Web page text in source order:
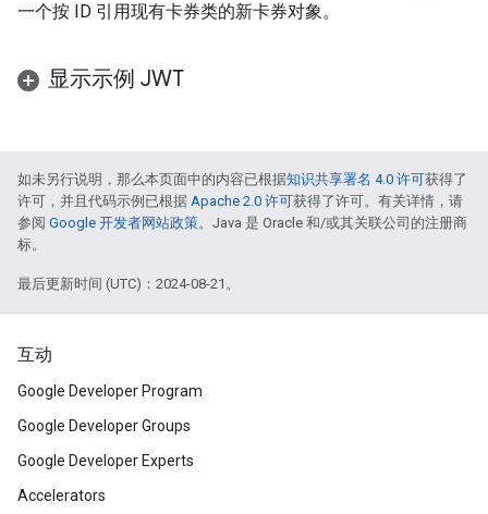
一个按 ID 引用现有卡券类的新卡券对象。
显示示例 JWT
如未另行说明，那么本页面中的内容已根据知识共享署名 4.0 许可获得了
许可，并且代码示例已根据 Apache 2.0 许可获得了许可。有关详情，请
参阅 Google 开发者网站政策。Java 是 Oracle 和/或其关联公司的注册商
标。
最后更新时间 (UTC)：2024-08-21。
互动
Google Developer Program
Google Developer Groups
Google Developer Experts
Accelerators